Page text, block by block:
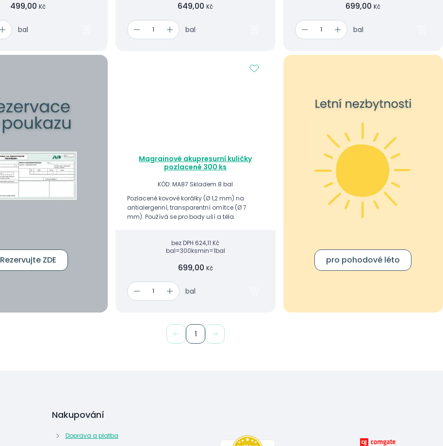
499,00Kč
bal
649,00Kč
bal
699,00Kč
bal
Rezervujte ZDE
Magrainové akupresurní kuličky
pozlacené 300 ks
KÓD: MA87 Skladem 8 bal
Pozlacené kovové korálky (Ø 1,2 mm) na
antialergenní, transparentní omítce (Ø 7
mm). Používá se pro body uší a těla.
bez DPH 624,11 Kč
bal=300ksmin=1bal
699,00 Kč
bal
pro pohodové léto
1
Nakupování
Doprava a platba